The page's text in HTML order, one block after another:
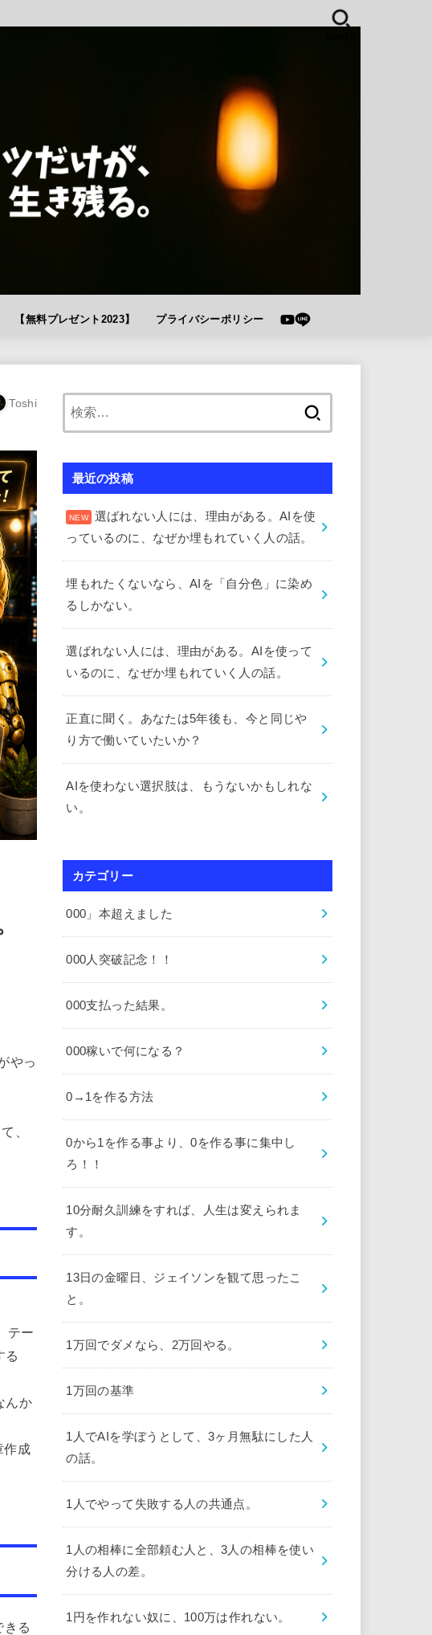
【無料プレゼント2023】 プライバシーポリシー
Toshi
やっ
、
テー
る
んか
作成
る
最近の投稿
選ばれない人には、理由がある。AIを使
っているのに、なぜか埋もれていく人の話。
埋もれたくないなら、AIを「自分色」に染め
るしかない。
選ばれない人には、理由がある。AIを使って
いるのに、なぜか埋もれていく人の話。
正直に聞く。あなたは5年後も、今と同じや
り方で働いていたいか？
AIを使わない選択肢は、もうないかもしれな
い。
カテゴリー
000」本超えました
000人突破記念！！
000支払った結果。
000稼いで何になる？
0→1を作る方法
0から1を作る事より、0を作る事に集中し
ろ！！
10分耐久訓練をすれば、人生は変えられま
す。
13日の金曜日、ジェイソンを観て思ったこ
と。
1万回でダメなら、2万回やる。
1万回の基準
1人でAIを学ぼうとして、3ヶ月無駄にした人
の話。
1人でやって失敗する人の共通点。
1人の相棒に全部頼む人と、3人の相棒を使い
分ける人の差。
1円を作れない奴に、100万は作れない。